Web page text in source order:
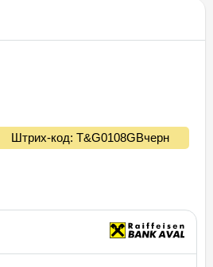
Штрих-код: T&G0108GBчерн